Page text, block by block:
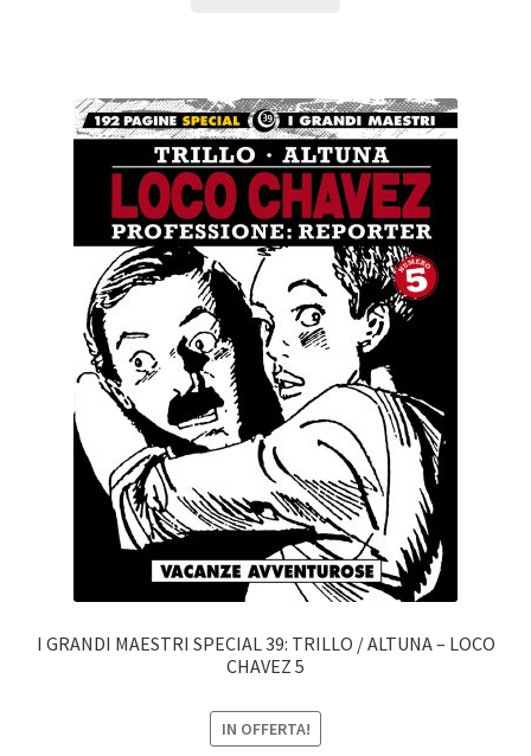
I GRANDI MAESTRI SPECIAL 39: TRILLO / ALTUNA – LOCO
CHAVEZ 5
IN OFFERTA!